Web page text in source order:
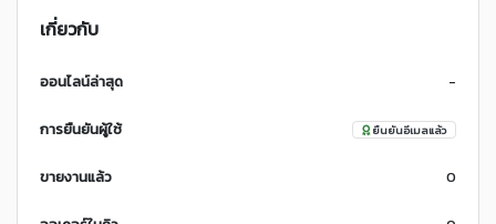
เกี่ยวกับ
ออนไลน์ล่าสุด -
การยืนยันผู้ใช้ ยืนยันอีเมลแล้ว
ขายงานแล้ว 0